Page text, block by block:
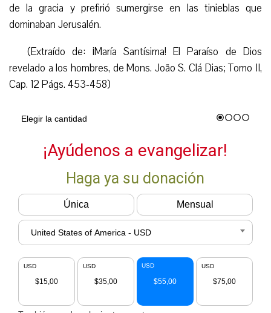
de la gracia y prefirió sumergirse en las tinieblas que
dominaban Jerusalén.
(Extraído de: ¡María Santísima! El Paraíso de Dios
revelado a los hombres, de Mons. João S. Clá Dias; Tomo II,
Cap. 12 Págs. 453-458)